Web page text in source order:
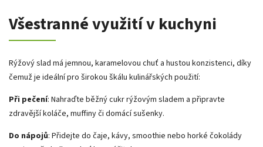
Všestranné využití v kuchyni
Rýžový slad má jemnou, karamelovou chuť a hustou konzistenci, díky
čemuž je ideální pro širokou škálu kulinářských použití:
Při pečení: Nahraďte běžný cukr rýžovým sladem a připravte
zdravější koláče, muffiny či domácí sušenky.
Do nápojů: Přidejte do čaje, kávy, smoothie nebo horké čokolády